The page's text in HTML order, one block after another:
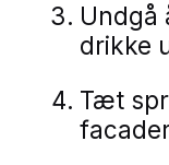
Undgå
drikke
Tæt